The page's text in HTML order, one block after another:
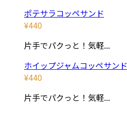
ポテサラコッペサンド
¥440
片手でパクっと！気軽...
ホイップジャムコッペサンド
¥440
片手でパクっと！気軽...